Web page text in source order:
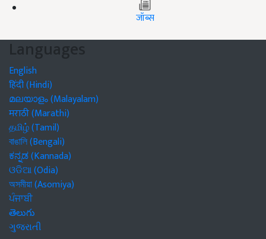
जॉब्स
Languages
English
हिंदी (Hindi)
മലയാളം (Malayalam)
मराठी (Marathi)
தமிழ் (Tamil)
বাঙালি (Bengali)
ಕನ್ನಡ (Kannada)
ଓଡିଆ (Odia)
অসমীয়া (Asomiya)
ਪੰਜਾਬੀ
తెలుగు
ગુજરાતી